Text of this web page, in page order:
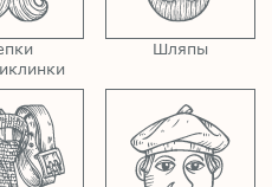
Шляпы